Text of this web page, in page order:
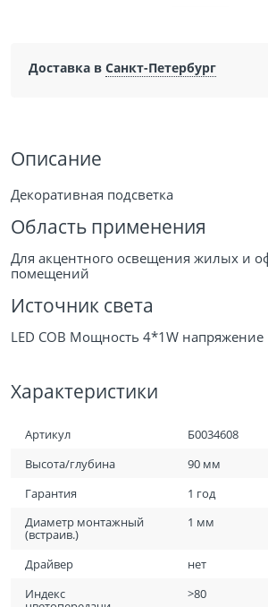
Доставка в Санкт-Петербург
Описание
Декоративная подсветка
Область применения
Для акцентного освещения жилых и
помещений
Источник света
LED COB Мощность 4*1W напряжение
Характеристики
Артикул
Б0034608
Высота/глубина
90 мм
Гарантия
1 год
Диаметр монтажный
(встраив.)
1 мм
Драйвер
нет
Индекс
>80